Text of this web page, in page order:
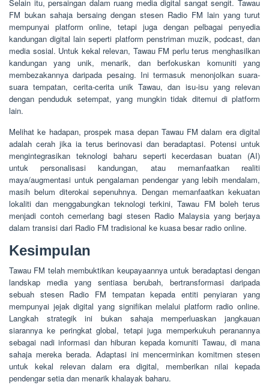
Selain itu, persaingan dalam ruang media digital sangat sengit. Tawau
FM bukan sahaja bersaing dengan stesen Radio FM lain yang turut
mempunyai platform online, tetapi juga dengan pelbagai penyedia
kandungan digital lain seperti platform penstriman muzik, podcast, dan
media sosial. Untuk kekal relevan, Tawau FM perlu terus menghasilkan
kandungan yang unik, menarik, dan berfokuskan komuniti yang
membezakannya daripada pesaing. Ini termasuk menonjolkan suara-
suara tempatan, cerita-cerita unik Tawau, dan isu-isu yang relevan
dengan penduduk setempat, yang mungkin tidak ditemui di platform
lain.
Melihat ke hadapan, prospek masa depan Tawau FM dalam era digital
adalah cerah jika ia terus berinovasi dan beradaptasi. Potensi untuk
mengintegrasikan teknologi baharu seperti kecerdasan buatan (AI)
untuk personalisasi kandungan, atau memanfaatkan realiti
maya/augmentasi untuk pengalaman pendengar yang lebih mendalam,
masih belum diterokai sepenuhnya. Dengan memanfaatkan kekuatan
lokaliti dan menggabungkan teknologi terkini, Tawau FM boleh terus
menjadi contoh cemerlang bagi stesen Radio Malaysia yang berjaya
dalam transisi dari Radio FM tradisional ke kuasa besar radio online.
Kesimpulan
Tawau FM telah membuktikan keupayaannya untuk beradaptasi dengan
landskap media yang sentiasa berubah, bertransformasi daripada
sebuah stesen Radio FM tempatan kepada entiti penyiaran yang
mempunyai jejak digital yang signifikan melalui platform radio online.
Langkah strategik ini bukan sahaja memperluaskan jangkauan
siarannya ke peringkat global, tetapi juga memperkukuh peranannya
sebagai nadi informasi dan hiburan kepada komuniti Tawau, di mana
sahaja mereka berada. Adaptasi ini mencerminkan komitmen stesen
untuk kekal relevan dalam era digital, memberikan nilai kepada
pendengar setia dan menarik khalayak baharu.